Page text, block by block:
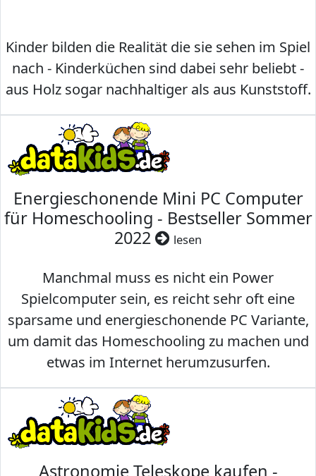
Kinder bilden die Realität die sie sehen im Spiel
nach - Kinderküchen sind dabei sehr beliebt -
aus Holz sogar nachhaltiger als aus Kunststoff.
Energieschonende Mini PC Computer
für Homeschooling - Bestseller Sommer
2022
lesen
Manchmal muss es nicht ein Power
Spielcomputer sein, es reicht sehr oft eine
sparsame und energieschonende PC Variante,
um damit das Homeschooling zu machen und
etwas im Internet herumzusurfen.
Astronomie Teleskope kaufen -